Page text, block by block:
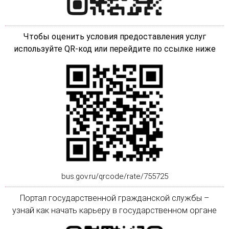
Чтобы оценить условия предоставления услуг
используйте QR-код или перейдите по ссылке ниже
bus.gov.ru/qrcode/rate/755725
Портал государственной гражданской службы –
узнай как начать карьеру в государственном органе